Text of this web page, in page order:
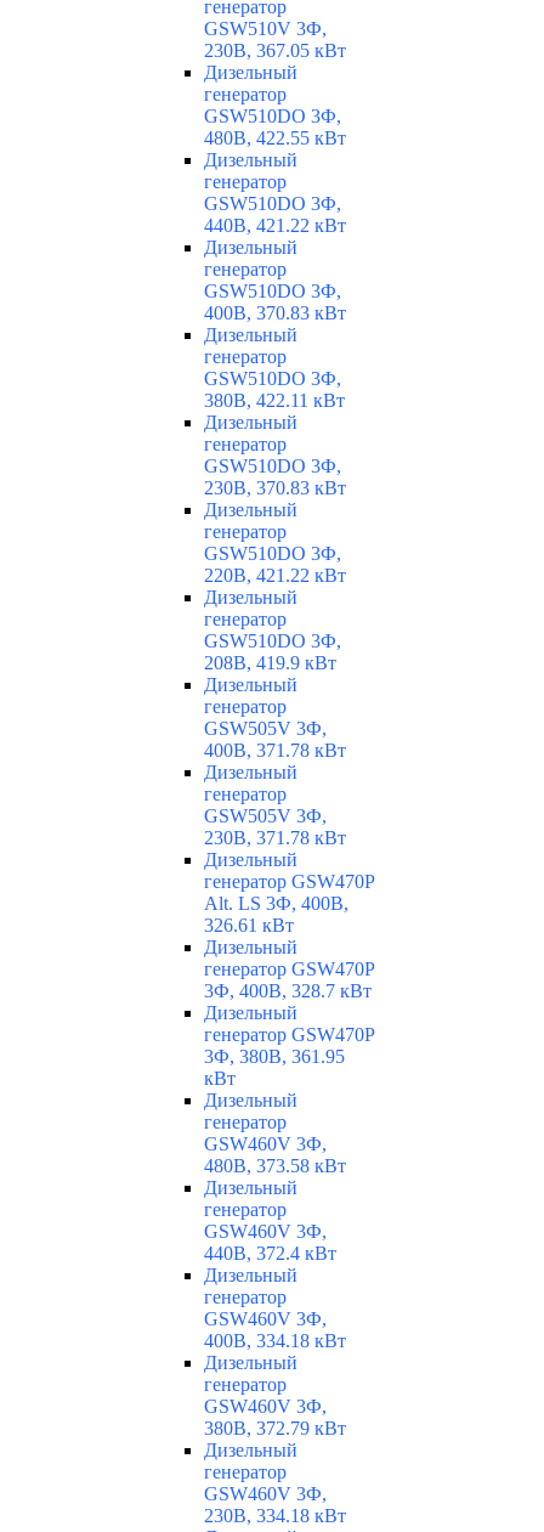
генератор
GSW510V 3Ф,
230В, 367.05 кВт
Дизельный
генератор
GSW510DO 3Ф,
480В, 422.55 кВт
Дизельный
генератор
GSW510DO 3Ф,
440В, 421.22 кВт
Дизельный
генератор
GSW510DO 3Ф,
400В, 370.83 кВт
Дизельный
генератор
GSW510DO 3Ф,
380В, 422.11 кВт
Дизельный
генератор
GSW510DO 3Ф,
230В, 370.83 кВт
Дизельный
генератор
GSW510DO 3Ф,
220В, 421.22 кВт
Дизельный
генератор
GSW510DO 3Ф,
208В, 419.9 кВт
Дизельный
генератор
GSW505V 3Ф,
400В, 371.78 кВт
Дизельный
генератор
GSW505V 3Ф,
230В, 371.78 кВт
Дизельный
генератор GSW470P
Alt. LS 3Ф, 400В,
326.61 кВт
Дизельный
генератор GSW470P
3Ф, 400В, 328.7 кВт
Дизельный
генератор GSW470P
3Ф, 380В, 361.95
кВт
Дизельный
генератор
GSW460V 3Ф,
480В, 373.58 кВт
Дизельный
генератор
GSW460V 3Ф,
440В, 372.4 кВт
Дизельный
генератор
GSW460V 3Ф,
400В, 334.18 кВт
Дизельный
генератор
GSW460V 3Ф,
380В, 372.79 кВт
Дизельный
генератор
GSW460V 3Ф,
230В, 334.18 кВт